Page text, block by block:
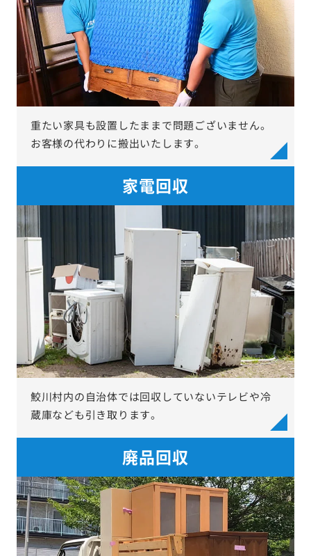
重たい家具も設置したままで問題ございません。
お客様の代わりに搬出いたします。
家電回収
鮫川村内の自治体では回収していないテレビや冷
蔵庫なども引き取ります。
廃品回収